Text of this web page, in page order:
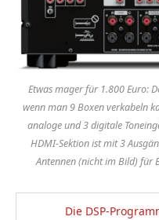
Etwas mager für 1.800 Euro:
wenn man 9 Boxen verkabeln
analoge und 3 digitale
HDMI-Sektion ist mit 3
Antennen (nicht im Bild) für
Die DSP-